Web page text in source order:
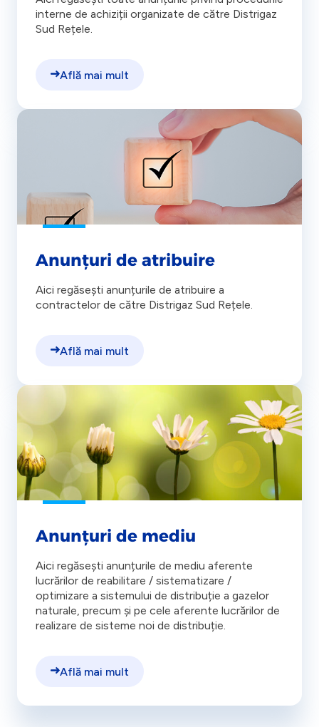
interne de achiziții organizate de către Distrigaz
Sud Rețele.
Află mai mult
Anunțuri de atribuire
Aici regăsești anunțurile de atribuire a
contractelor de către Distrigaz Sud Rețele.
Află mai mult
Anunțuri de mediu
Aici regăsești anunțurile de mediu aferente
lucrărilor de reabilitare / sistematizare /
optimizare a sistemului de distribuție a gazelor
naturale, precum și pe cele aferente lucrărilor de
realizare de sisteme noi de distribuție.
Află mai mult